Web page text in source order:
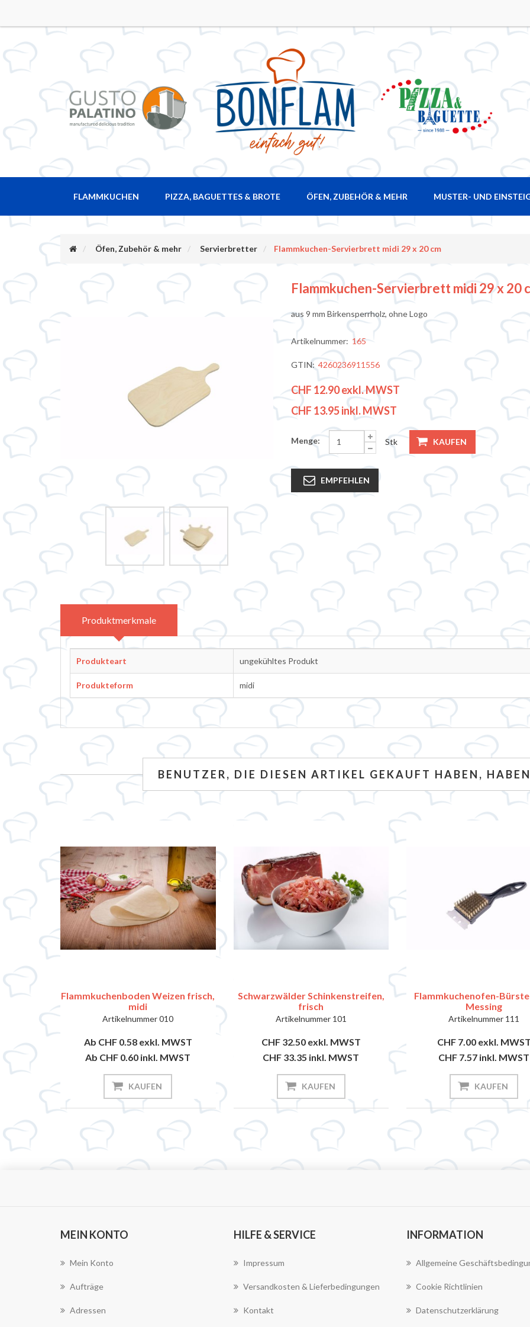
FLAMMKUCHEN PIZZA, BAGUETTES & BROTE ÖFEN, ZUBEHÖR & MEHR MUSTER- UND
Öfen, Zubehör & mehr Servierbretter Flammkuchen-Servierbrett midi 29 x 20 cm
Flammkuchen-Servierbrett midi 29 x 20
aus 9 mm Birkensperrholz, ohne Logo
Artikelnummer: 165
GTIN: 4260236911556
CHF 12.90exkl. MWST
CHF 13.95inkl. MWST
Menge: Stk KAUFEN
EMPFEHLEN
Produktmerkmale
Attributbezeichnung Attributwert
Produkteart ungekühltes Produkt
Produkteform midi
BENUTZER, DIE DIESEN ARTIKEL GEKAUFT HABEN,
Flammkuchenboden Weizen frisch,
midi
Artikelnummer010
Ab CHF 0.58 exkl. MWST
Ab CHF 0.60 inkl. MWST
KAUFEN
Schwarzwälder Schinkenstreifen,
frisch
Artikelnummer 101
CHF 32.50 exkl. MWST
CHF 33.35 inkl. MWST
KAUFEN
Flammkuchenofen-
Messing
Artikelnummer 111
CHF 7.00 exkl.
CHF 7.57 inkl. MWST
KAUFEN
MEIN KONTO
Mein Konto
Aufträge
Adressen
HILFE & SERVICE
Impressum
Versandkosten & Lieferbedingungen
Kontakt
INFORMATION
Allgemeine
Cookie Richtlinien
Datenschutzerklärung